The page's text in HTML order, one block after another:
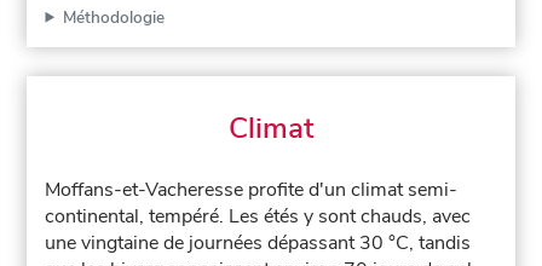
Méthodologie
Climat
Moffans-et-Vacheresse profite d'un climat semi-
continental, tempéré. Les étés y sont chauds, avec
une vingtaine de journées dépassant 30 °C, tandis